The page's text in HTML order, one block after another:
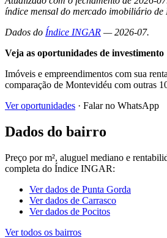
índice mensal do mercado imobiliário de
Dados do Índice INGAR — 2026-07.
Veja as oportunidades de investimento
Imóveis e empreendimentos com sua
comparação de Montevidéu com outras
Ver oportunidades · Falar no WhatsApp
Dados do bairro
Preço por m², aluguel mediano e
completa do Índice INGAR:
Ver dados de Punta Gorda
Ver dados de Carrasco
Ver dados de Pocitos
Ver todos os bairros